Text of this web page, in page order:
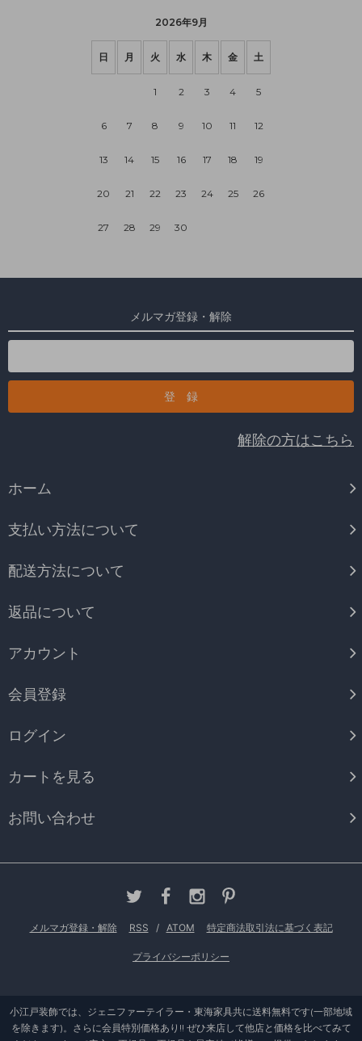
2026年9月
日 月 火 水 木 金 土
1 2 3 4 5
6 7 8 9 10 11 12
13 14 15 16 17 18 19
20 21 22 23 24 25 26
27 28 29 30
メルマガ登録・解除
解除の方はこちら
ホーム
支払い方法について
配送方法について
返品について
アカウント
会員登録
ログイン
カートを見る
お問い合わせ
メルマガ登録・解除 RSS / ATOM 特定商法取引法に基づく表記
プライバシーポリシー
小江戸装飾では、ジェニファーテイラー・東海家具共に送料無料です(一部地域
を除きます)。さらに会員特別価格あり!! ぜひ来店して他店と価格を比べてみて